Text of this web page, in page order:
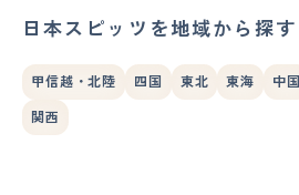
日本スピッツを地域から探す
甲信越・北陸 四国 東北 東海 中国
関西